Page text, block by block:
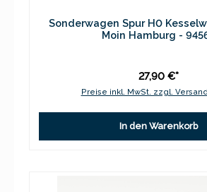
Sonderwagen Spur H0
Moin Hamburg -
27,90 €*
Preise inkl. MwSt. zzgl.
In den Warenkorb